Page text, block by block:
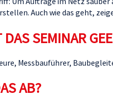
Auch wie das geht,
DAS SEMINAR
Messbauführer,
AB?